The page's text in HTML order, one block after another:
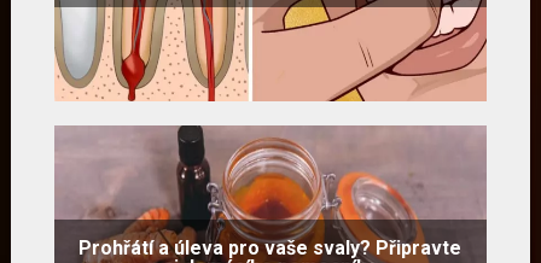
Prohřátí a úleva pro vaše svaly? Připravte